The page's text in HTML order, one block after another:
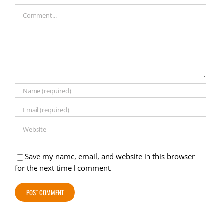
Save my name, email, and website in this browser
for the next time I comment.